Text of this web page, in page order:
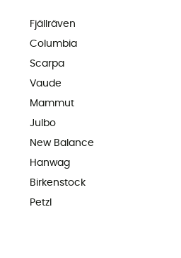
Fjällräven
Columbia
Scarpa
Vaude
Mammut
Julbo
New Balance
Hanwag
Birkenstock
Petzl